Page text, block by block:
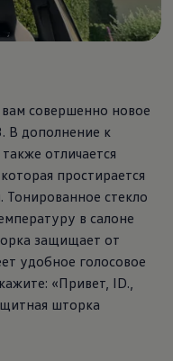
совершенно новое
В дополнение к
отличается
простирается
стекло
в салоне
защищает от
удобное голосовое
«Привет, ID.,
шторка